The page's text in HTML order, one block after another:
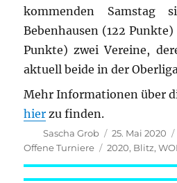
kommenden Samstag
Bebenhausen (122
Punkte) zwei Vereine,
aktuell beide in der
Mehr Informationen über
hier zu finden.
Autor
Sascha Grob
Veröffentlicht
am
25. Mai 2020
Offene Turniere
Schlagwörter
2020, Blitz,